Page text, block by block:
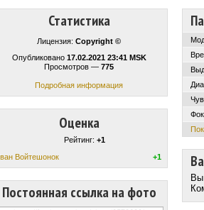
Статистика
Лицензия: Copyright ©
Опубликовано 17.02.2021 23:41 MSK
Просмотров — 775
Подробная информация
Оценка
Рейтинг: +1
Войтешонок
+1
Постоянная ссылка на фото